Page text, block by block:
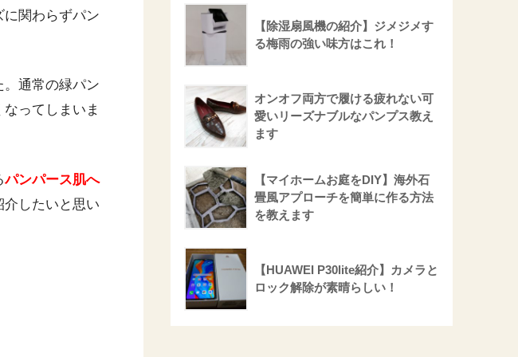
関わらずパン
通常の緑パン
ってしまいま
パンパース肌へ
したいと思い
【除湿扇風機の紹介】ジメジメす
る梅雨の強い味方はこれ！
オンオフ両方で履ける疲れない可
愛いリーズナブルなパンプス教え
ます
【マイホームお庭をDIY】海外石
畳風アプローチを簡単に作る方法
を教えます
【HUAWEI P30lite紹介】カメラと
ロック解除が素晴らしい！